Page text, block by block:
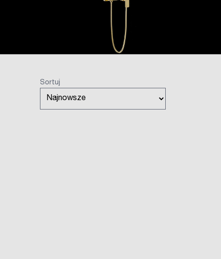
Sortuj